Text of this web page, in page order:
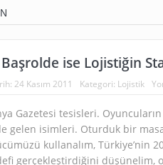
ise Lojistiğin
24 Kasım 2011 Kategori: Lojistik
Gazetesi tesisleri.
gelen isimleri. Oturduk bir
kullanalım, Türkiye’nin
gerçekleştirdiğini düşünelim,